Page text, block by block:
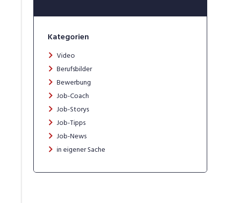
Kategorien
Video
Berufsbilder
Bewerbung
Job-Coach
Job-Storys
Job-Tipps
Job-News
in eigener Sache